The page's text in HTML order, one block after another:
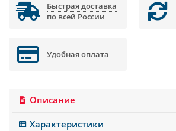
Быстрая доставка
по всей России
Удобная оплата
Описание
Характеристики